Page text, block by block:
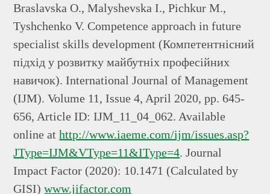
Braslavska О., Malyshevska І., Рichkur М.,
Tyshchenko V. Competence approach in future
specialist skills development (Компетентнісний
підхід у розвитку майбутніх професійних
навичок). International Journal of Management
(IJM). Volume 11, Issue 4, April 2020, pp. 645-
656, Article ID: IJM_11_04_062. Available
online athttp://www.iaeme.com/ijm/issues.asp?
JType=IJM&VType=11&IType=4. Journal
Impact Factor (2020): 10.1471 (Calculated by
GISI)www.jifactor.com